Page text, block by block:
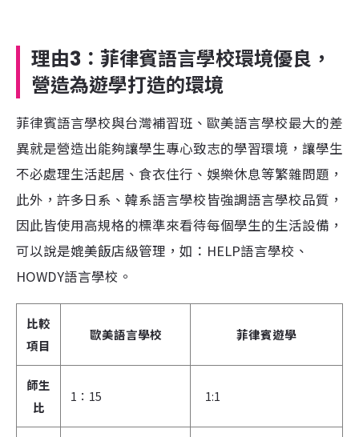
理由3：菲律賓語言學校環境優良，
營造為遊學打造的環境
菲律賓語言學校與台灣補習班、歐美語言學校最大的差
異就是營造出能夠讓學生專心致志的學習環境，讓學生
不必處理生活起居、食衣住行、娛樂休息等繁雜問題，
此外，許多日系、韓系語言學校皆強調語言學校品質，
因此皆使用高規格的標準來看待每個學生的生活設備，
可以說是媲美飯店級管理，如：HELP語言學校、
HOWDY語言學校。
比較
項目
歐美語言學校 菲律賓遊學
師生
比
1：15 1:1